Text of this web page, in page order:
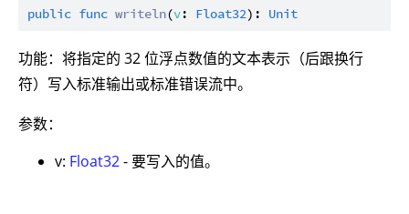
public func writeln(v: Float32): Unit
功能：将指定的 32 位浮点数值的文本表示（后跟换行
符）写入标准输出或标准错误流中。
参数：
v: Float32- 要写入的值。